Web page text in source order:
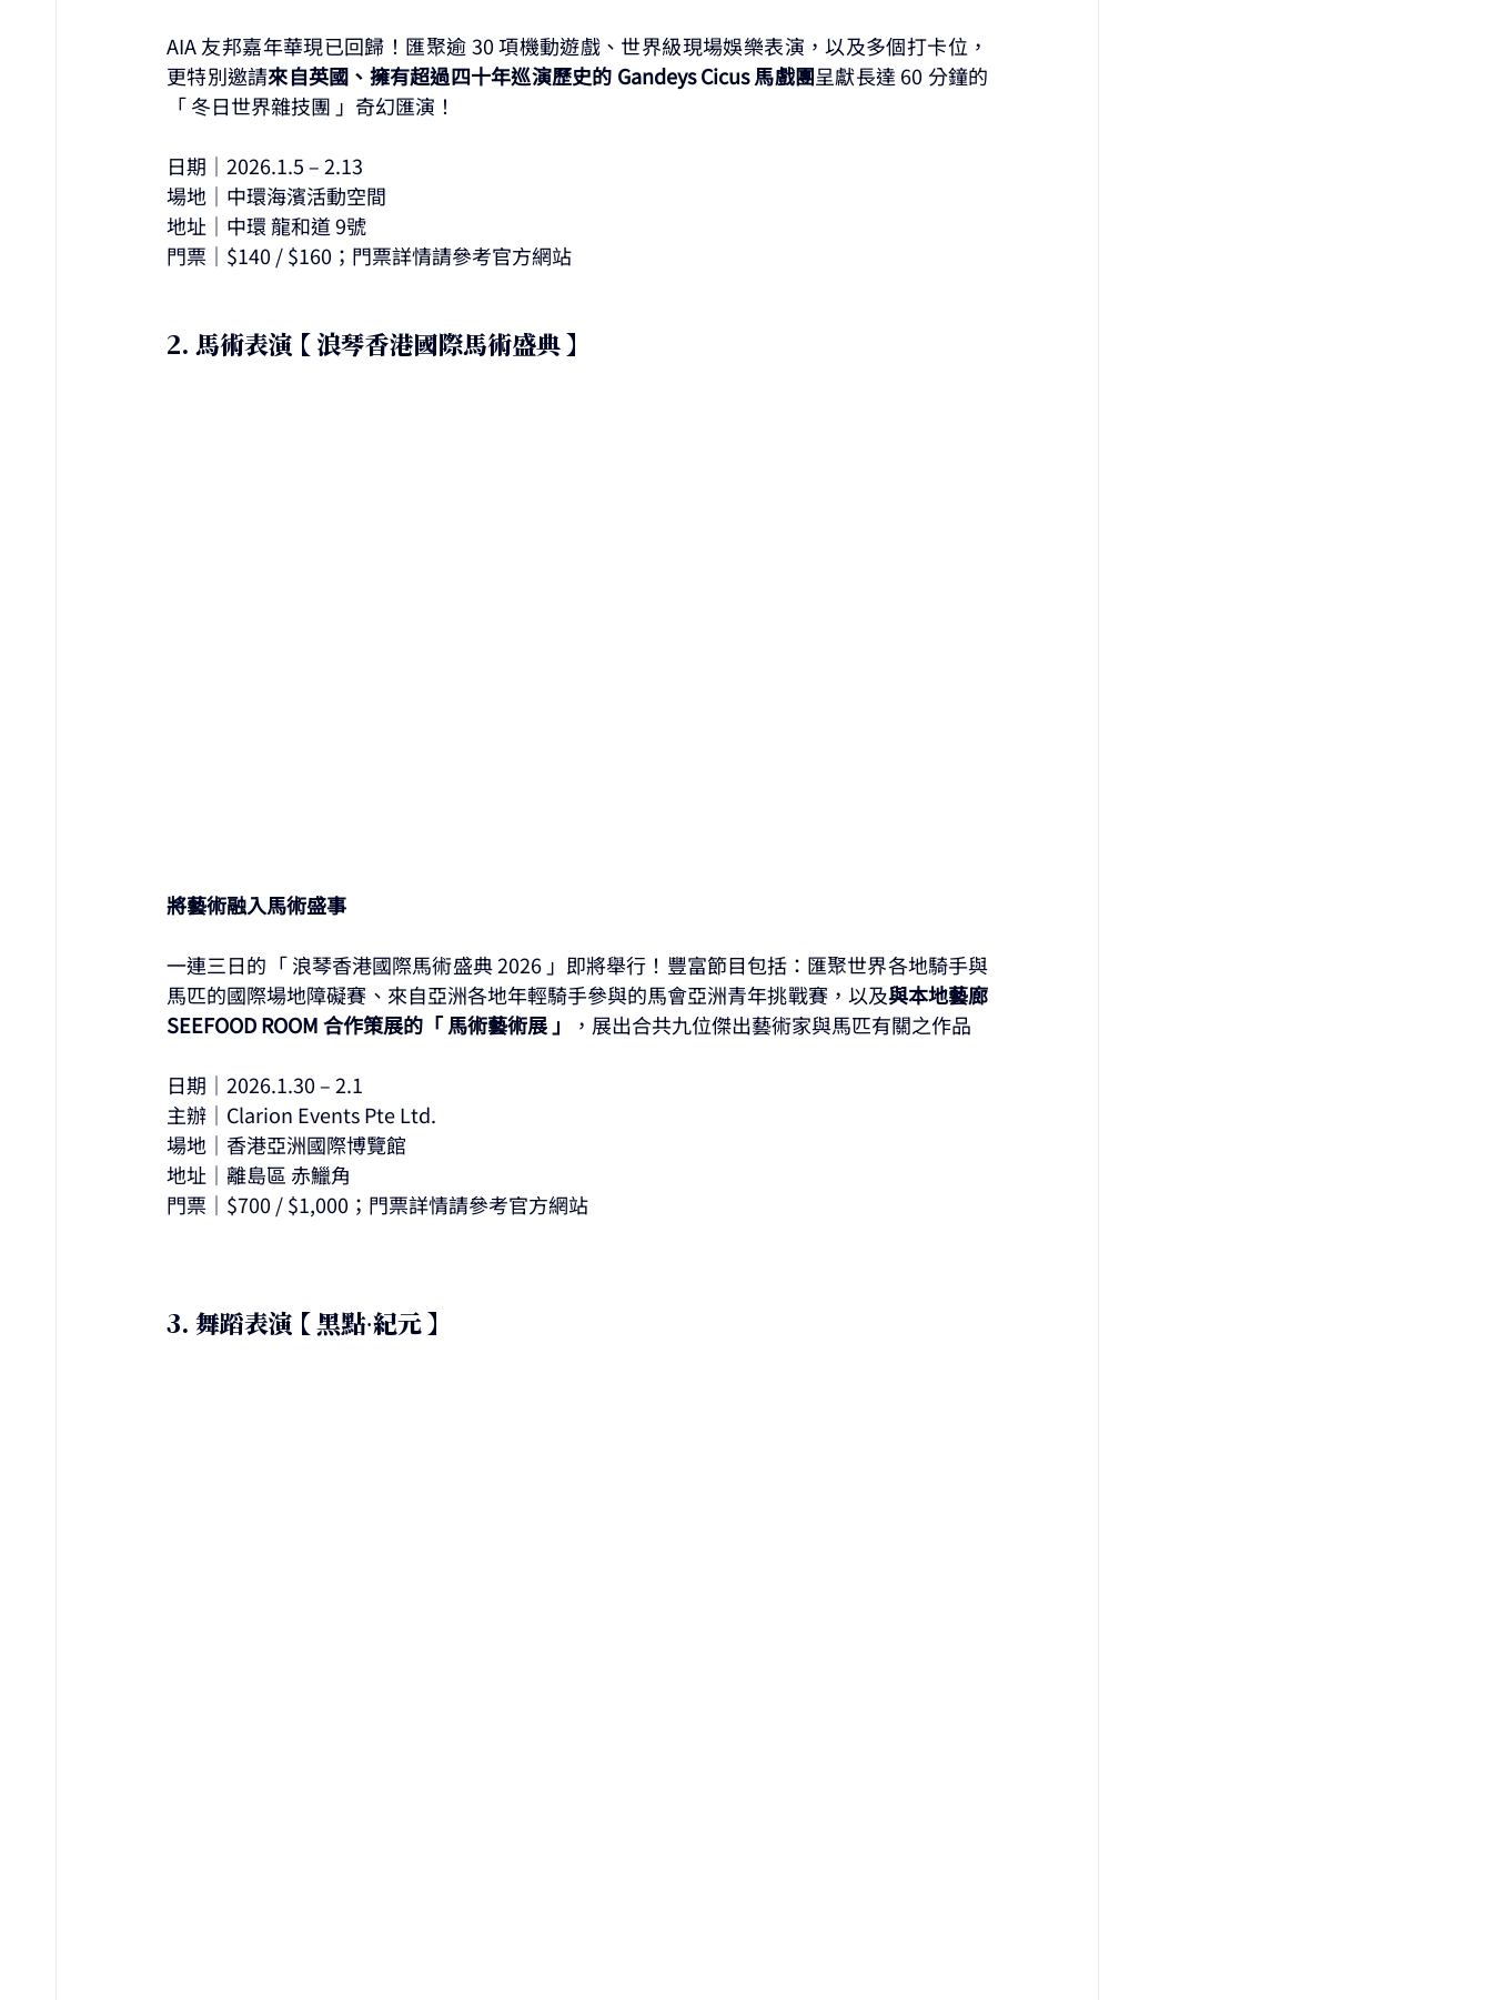
AIA 友邦嘉年華現已回歸！匯聚逾 30 項機動遊戲、世界級現場娛樂表演，以及多個打卡位，
更特別邀請來自英國、擁有超過四十年巡演歷史的 Gandeys Cicus 馬戲團呈獻長達 60 分鐘的
「 冬日世界雜技團 」奇幻匯演！
日期｜2026.1.5 – 2.13
場地｜中環海濱活動空間
地址｜中環 龍和道 9號
門票｜$140 / $160；門票詳情請參考官方網站
2. 馬術表演 【 浪琴香港國際馬術盛典 】
將藝術融入馬術盛事
一連三日的「 浪琴香港國際馬術盛典 2026 」即將舉行！豐富節目包括：匯聚世界各地騎手與
馬匹的國際場地障礙賽、來自亞洲各地年輕騎手參與的馬會亞洲青年挑戰賽，以及與本地藝廊
SEEFOOD ROOM 合作策展的「 馬術藝術展 」
，展出合共九位傑出藝術家與馬匹有關之作品
日期｜2026.1.30 – 2.1
主辦｜Clarion Events Pte Ltd.
場地｜香港亞洲國際博覽館
地址｜離島區 赤鱲角
門票｜$700 / $1,000；門票詳情請參考官方網站
3. 舞蹈表演 【 黑點·紀元 】